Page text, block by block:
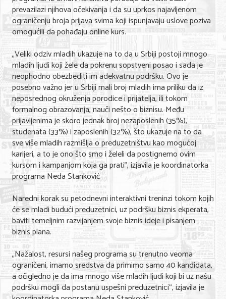
Sve za venčanje
Sve za decu
Gastronomija
Kuća i bašta
Zdravlje i medicina
Sport i rekreacija
Hobi i razonoda
ADRESAR
Posao
Usluge
Nega lica i tela
Shopping
Sve za venčanje
Sve za decu
prevazilazi njihova očekivanja i da su uprkos najavljenom
ograničenju broja prijava svima koji ispunjavaju uslove poziva
omogućili da pohađaju online kurs.
„Veliki odziv mladih ukazuje na to da u Srbiji postoji mnogo
mladih ljudi koji žele da pokrenu sopstveni posao i sada je
neophodno obezbediti im adekvatnu podršku. Ovo je
posebno važno jer u Srbiji mali broj mladih ima priliku da iz
neposrednog okruženja porodice i prijatelja, ili tokom
formalnog obrazovanja, nauči nešto o biznisu. Među
prijavljenima je skoro jednak broj nezaposlenih (35%),
studenata (33%) i zaposlenih (32%), što ukazuje na to da
sve više mladih razmišlja o preduzetništvu kao mogućoj
karijeri, a to je ono što smo i želeli da postignemo ovim
kursom i kampanjom koja ga prati”, izjavila je koordinatorka
programa Neda Stanković
Naredni korak su petodnevni interaktivni treninzi tokom kojih
će se mladi budući preduzetnici, uz podršku biznis ekperata,
baviti temeljnim razvijanjem svoje biznis ideje i pisanjem
biznis plana.
„Nažalost, resursi našeg programa su trenutno veoma
ograničeni, imamo sredstva da primimo samo 40 kandidata,
a očigledno je da ima mnogo više mladih ljudi koji bi uz našu
podršku mogli da postanu uspešni preduzetnici“, izjavila je